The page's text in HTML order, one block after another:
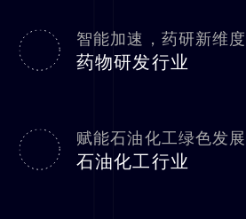
智能加速，药研新维度
药物研发行业
赋能石油化工绿色发展
石油化工行业